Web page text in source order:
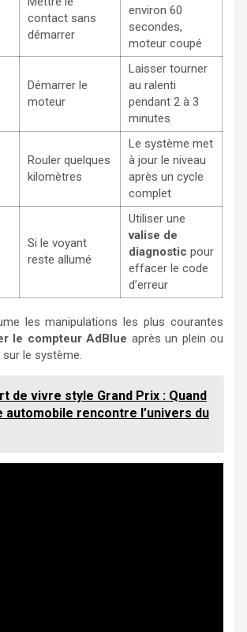
contact sans
démarrer
environ 60
secondes,
moteur coupé
Démarrer le
moteur
Laisser tourner
au ralenti
pendant 2 à 3
minutes
Rouler quelques
kilomètres
Le système met
à jour le niveau
après un cycle
complet
Si le voyant
reste allumé
Utiliser une
valise de
diagnostic pour
effacer le code
d’erreur
les manipulations les plus courantes
le compteur AdBlue après un plein ou
le système.
de vivre style Grand Prix : Quand
automobile rencontre l’univers du